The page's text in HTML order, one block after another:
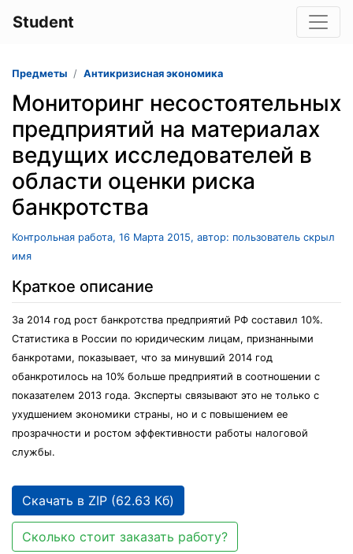
Student
Предметы Антикризисная экономика
Мониторинг несостоятельных
предприятий на материалах
ведущих исследователей в
области оценки риска
банкротства
Контрольная работа, 16 Марта 2015, автор: пользователь скрыл
имя
Краткое описание
За 2014 год рост банкротства предприятий РФ составил 10%.
Статистика в России по юридическим лицам, признанными
банкротами, показывает, что за минувший 2014 год
обанкротилось на 10% больше предприятий в соотношении с
показателем 2013 года. Эксперты связывают это не только с
ухудшением экономики страны, но и с повышением ее
прозрачности и ростом эффективности работы налоговой
службы.
Скачать в ZIP (62.63 Кб)
Сколько стоит заказать работу?